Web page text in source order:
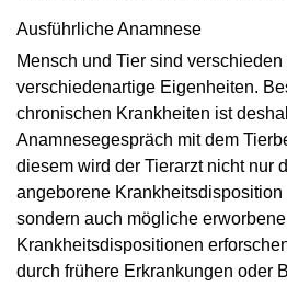
Ausführliche Anamnese
Mensch und Tier sind
verschiedenartige Eigenheiten.
chronischen Krankheiten ist
Anamnesegespräch mit dem
diesem wird der Tierarzt nicht nur
angeborene
sondern auch mögliche erworbene
Krankheitsdispositionen
durch frühere Erkrankungen oder